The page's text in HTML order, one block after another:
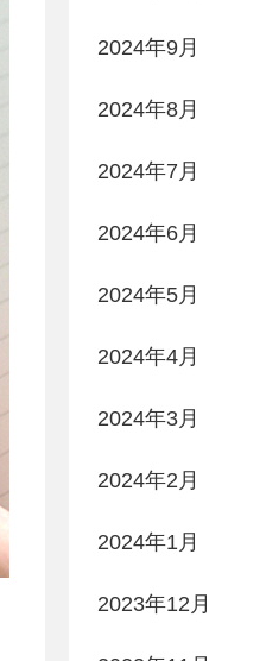
2024年9月
2024年8月
2024年7月
2024年6月
2024年5月
2024年4月
2024年3月
2024年2月
2024年1月
2023年12月